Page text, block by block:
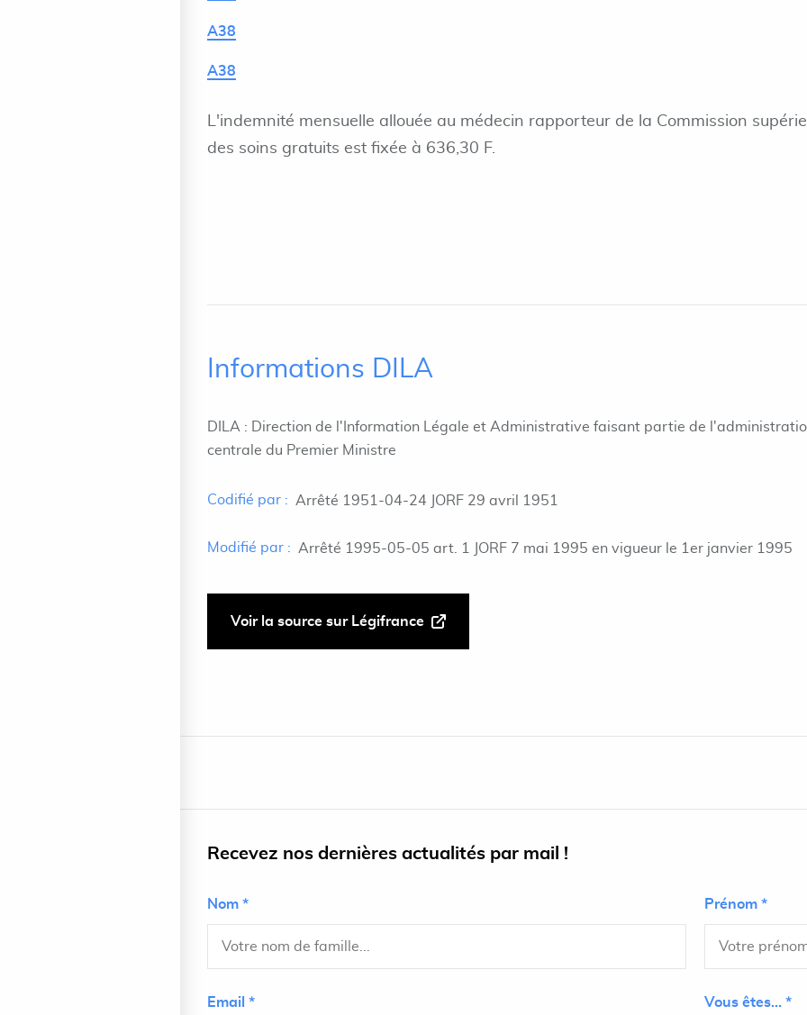
A38
A38
L'indemnité mensuelle allouée au médecin rapporteur de la Commission
des soins gratuits est fixée à 636,30 F.
Informations DILA
DILA : Direction de l'Information Légale et Administrative faisant partie de
centrale du Premier Ministre
Codifié par : Arrêté 1951-04-24 JORF 29 avril 1951
Modifié par : Arrêté 1995-05-05 art. 1 JORF 7 mai 1995 en vigueur le 1er janvier 1995
Voir la source sur Légifrance
Recevez nos dernières actualités par mail !
Nom * Prénom *
Email * Vous êtes... *